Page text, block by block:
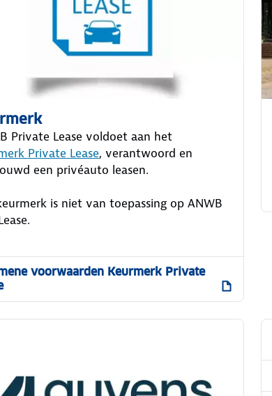
Private Lease voldoet aan het
Private Lease, verantwoord en
een privéauto leasen.
is niet van toepassing op ANWB
voorwaarden Keurmerk Private